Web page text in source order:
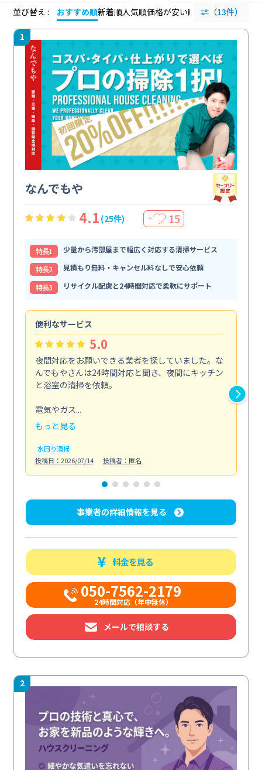
並び替え :
おすすめ順新着順人気順価格が安い順 評価が高い順
（13件）
1
なんでもや
4.1 (25件) ＋ 15
特⻑1
少量から汚部屋まで幅広く対応する清掃サービス
特⻑2
見積もり無料・キャンセル料なしで安心依頼
特⻑3
リサイクル配慮と24時間対応で柔軟にサポート
便利なサービス
5.0
夜間対応をお願いできる業者を探していました。な
んでもやさんは24時間対応と聞き、夜間にキッチン
と浴室の清掃を依頼。
電気やガス...
もっと見る
水回り清掃
投稿日：2026/07/14
投稿者：匿名
事業者の詳細情報を見る
料金を見る
050-7562-2179
24時間対応（年中無休）
メールで相談する
2